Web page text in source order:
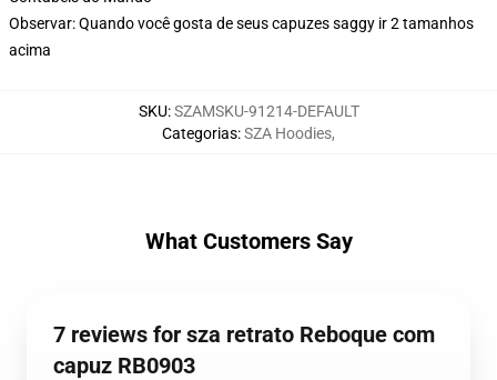
Observar: Quando você gosta de seus capuzes saggy ir 2 tamanhos
acima
SKU:SZAMSKU-91214-DEFAULT
Categorias:SZA Hoodies,
What Customers Say
7 reviews for sza retrato Reboque com
capuz RB0903